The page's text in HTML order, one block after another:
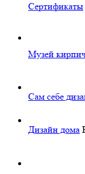
Сертификаты
Музей
Сам себе
Дизайн дома